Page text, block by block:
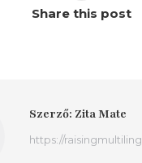
Share this post
Szerző: Zita Mate
https://